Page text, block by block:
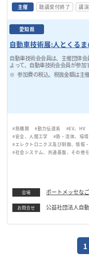
主催 聴講受付終了 講
愛知県
自動車技術展:人とくる
自動車技術会会員は、主催団体会
よって、自動車技術会会員が参加
参加費の税込、税抜金額は主
#熱機関 #動力伝達系 #EV、HV
#安全、人間工学
#熱・流体、環
#エレクトロニクス及び制御、情
#社会システム、共通基盤、その他
会場 ポートメッセな
お問合せ 公益社団法人自
1